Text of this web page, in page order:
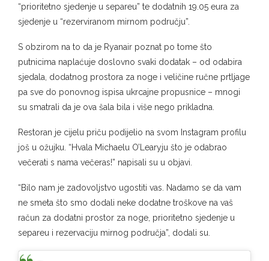
“prioritetno sjedenje u separeu” te dodatnih 19.05 eura za
sjedenje u “rezerviranom mirnom području”.
S obzirom na to da je Ryanair poznat po tome što
putnicima naplaćuje doslovno svaki dodatak – od odabira
sjedala, dodatnog prostora za noge i veličine ručne prtljage
pa sve do ponovnog ispisa ukrcajne propusnice – mnogi
su smatrali da je ova šala bila i više nego prikladna.
Restoran je cijelu priču podijelio na svom Instagram profilu
još u ožujku. “Hvala Michaelu O’Learyju što je odabrao
večerati s nama večeras!” napisali su u objavi.
“Bilo nam je zadovoljstvo ugostiti vas. Nadamo se da vam
ne smeta što smo dodali neke dodatne troškove na vaš
račun za dodatni prostor za noge, prioritetno sjedenje u
separeu i rezervaciju mirnog područja”, dodali su.